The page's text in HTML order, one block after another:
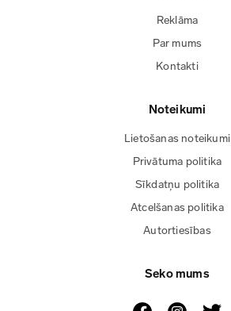
Reklāma
Par mums
Kontakti
Noteikumi
Lietošanas noteikumi
Privātuma politika
Sīkdatņu politika
Atcelšanas politika
Autortiesības
Seko mums